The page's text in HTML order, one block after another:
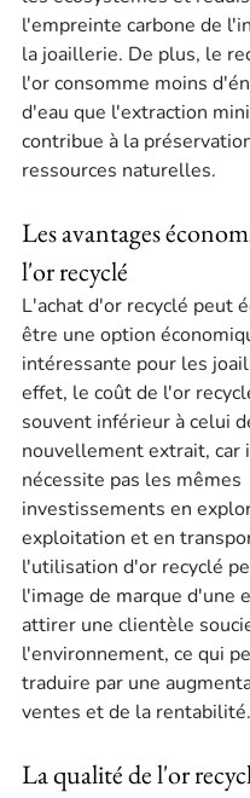
l'empreinte carbone de
la joaillerie. De plus, le
l'or consomme moins
d'eau que l'extraction
contribue à la
ressources naturelles.
Les avantages
l'or recyclé
L'achat d'or recyclé peut
être une option
intéressante pour les
effet, le coût de l'or
souvent inférieur à celui
nouvellement extrait, car
nécessite pas les mêmes
investissements en
exploitation et en
l'utilisation d'or recyclé
l'image de marque d'une
attirer une clientèle
l'environnement, ce qui
traduire par une
ventes et de la rentabilité.
La qualité de l'or